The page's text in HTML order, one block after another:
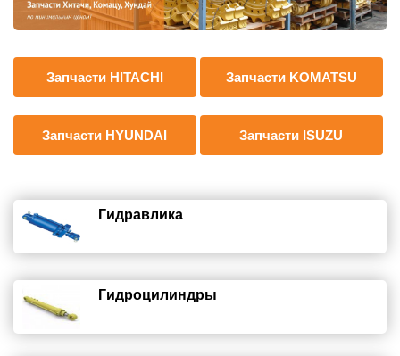
Запчасти HITACHI Запчасти KOMATSU
Запчасти HYUNDAI Запчасти ISUZU
Гидравлика
Гидроцилиндры